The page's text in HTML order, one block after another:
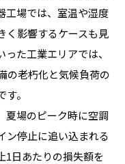
工場では、室温や湿度
く影響するケースも見
た工業エリアでは、
の老朽化と気候負荷の
。
夏場のピーク時に空調
ン停止に追い込まれる
1日あたりの損失額を